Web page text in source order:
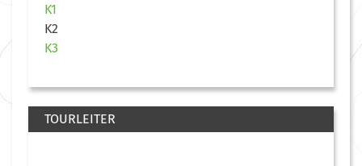
K1
K2
K3
TOURLEITER